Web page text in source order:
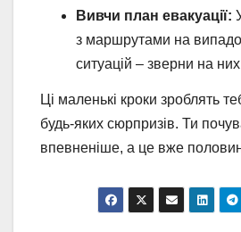
Вивчи план евакуації:
з маршрутами на
ситуацій – зверни на них
Ці маленькі кроки зроблять
будь-яких сюрпризів. Ти
впевненіше, а це вже